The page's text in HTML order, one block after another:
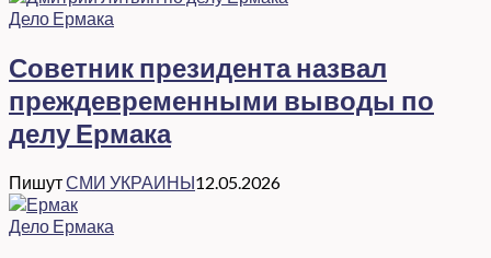
Дело Ермака
Советник президента назвал
преждевременными выводы по
делу Ермака
ПишутСМИ УКРАИНЫ12.05.2026
Дело Ермака